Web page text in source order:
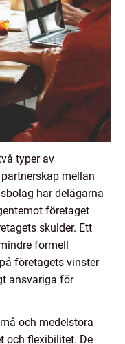
typer av
mellan
har delägarna
företaget
skulder. Ett
formell
företagets vinster
ansvariga för
och medelstora
och flexibilitet. De